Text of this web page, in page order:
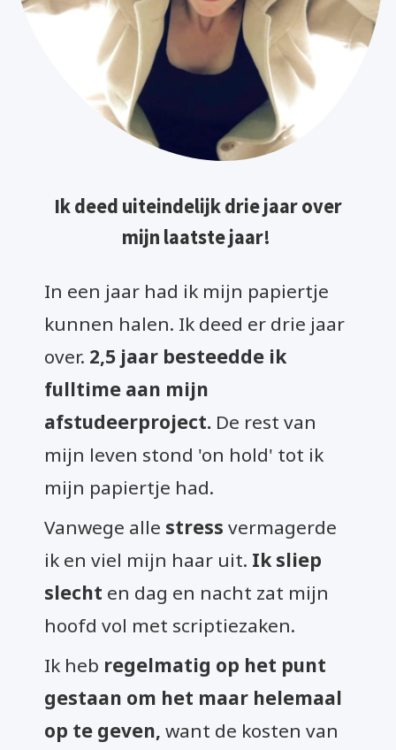
Ik deed uiteindelijk drie jaar over
mijn laatste jaar!
In een jaar had ik mijn papiertje
kunnen halen. Ik deed er drie jaar
over. 2,5 jaar besteedde ik
fulltime aan mijn
afstudeerproject. De rest van
mijn leven stond 'on hold' tot ik
mijn papiertje had.
Vanwege alle stress vermagerde
ik en viel mijn haar uit. Ik sliep
slecht en dag en nacht zat mijn
hoofd vol met scriptiezaken.
Ik heb regelmatig op het punt
gestaan om het maar helemaal
op te geven, want de kosten van